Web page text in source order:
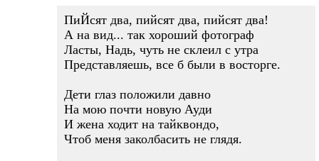
ПиЙсят два, пийсят два, пийсят два!
А на вид... так хороший фотограф
Ласты, Надь, чуть не склеил с утра
Представляешь, все б были в восторге.
Дети глаз положили давно
На мою почти новую Ауди
И жена ходит на тайквондо,
Чтоб меня заколбасить не глядя.